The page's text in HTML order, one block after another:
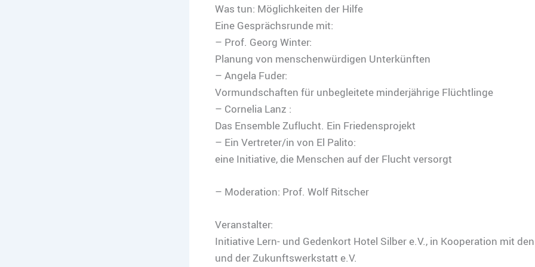
Was tun: Möglichkeiten der Hilfe
Eine Gesprächsrunde mit:
– Prof. Georg Winter:
Planung von menschenwürdigen Unterkünften
– Angela Fuder:
Vormundschaften für unbegleitete minderjährige Flüchtlinge
– Cornelia Lanz :
Das Ensemble Zuflucht. Ein Friedensprojekt
– Ein Vertreter/in von El Palito:
eine Initiative, die Menschen auf der Flucht versorgt
– Moderation: Prof. Wolf Ritscher
Veranstalter:
Initiative Lern- und Gedenkort Hotel Silber e.V., in Kooperation mit
und der Zukunftswerkstatt e.V.